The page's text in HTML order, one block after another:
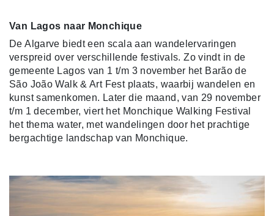
Van Lagos naar Monchique
De Algarve biedt een scala aan wandelervaringen
verspreid over verschillende festivals. Zo vindt in de
gemeente Lagos van 1 t/m 3 november het Barão de
São João Walk & Art Fest plaats, waarbij wandelen en
kunst samenkomen. Later die maand, van 29 november
t/m 1 december, viert het Monchique Walking Festival
het thema water, met wandelingen door het prachtige
bergachtige landschap van Monchique.